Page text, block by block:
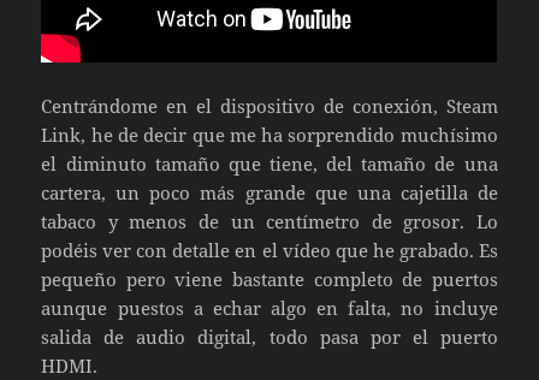
Centrándome en el dispositivo de conexión, Steam
Link, he de decir que me ha sorprendido muchísimo
el diminuto tamaño que tiene, del tamaño de una
cartera, un poco más grande que una cajetilla de
tabaco y menos de un centímetro de grosor. Lo
podéis ver con detalle en el vídeo que he grabado. Es
pequeño pero viene bastante completo de puertos
aunque puestos a echar algo en falta, no incluye
salida de audio digital, todo pasa por el puerto
HDMI.